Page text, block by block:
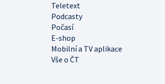
Teletext
Podcasty
Počasí
E-shop
Mobilní a TV aplikace
Vše o ČT